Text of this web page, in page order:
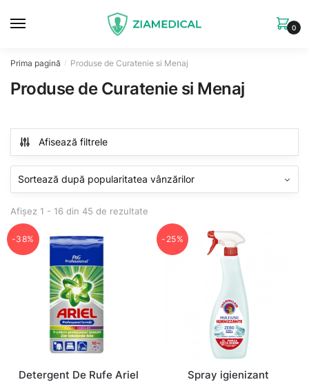
0
Prima pagină / Produse de Curatenie si Menaj
Produse de Curatenie si Menaj
Afisează filtrele
Afișez 1 - 16 din 45 de rezultate
popularity
-38%
Detergent De Rufe Ariel
-25%
Spray igienizant